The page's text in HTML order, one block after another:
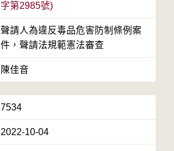
字第2985號)
聲請人為違反毒品危害防制條例案
件，聲請法規範憲法審查
陳佳音
7534
2022-10-04